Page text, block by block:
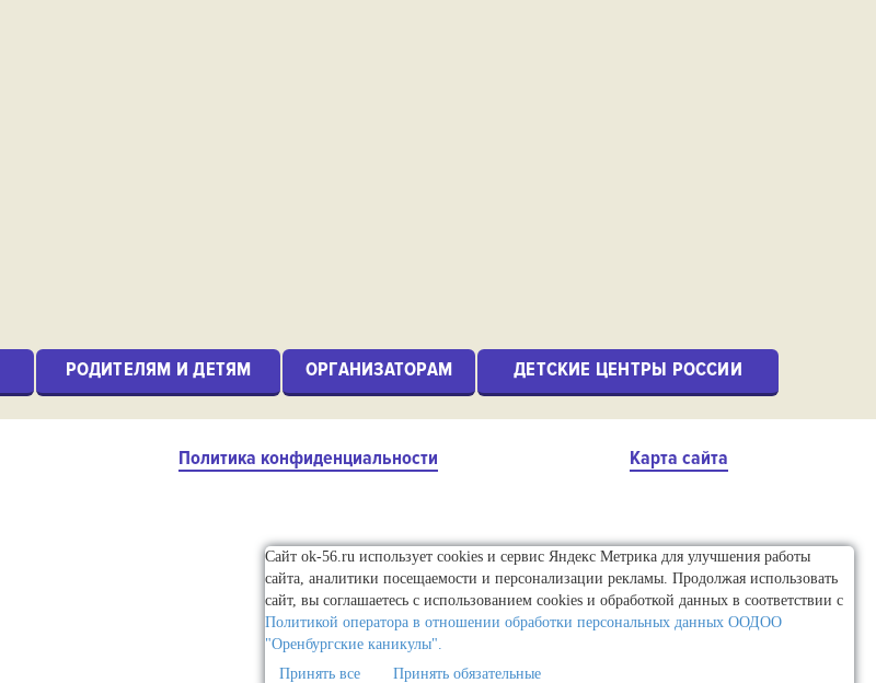
РОДИТЕЛЯМ И ДЕТЯМ ОРГАНИЗАТОРАМ ДЕТСКИЕ ЦЕНТРЫ РОССИИ
Политика конфиденциальности Карта сайта
Сайт ok-56.ru использует cookies и сервис Яндекс Метрика для улучшения работы
сайта, аналитики посещаемости и персонализации рекламы. Продолжая использовать
сайт, вы соглашаетесь с использованием cookies и обработкой данных в соответствии с
Политикой оператора в отношении обработки персональных данных ООДОО
"Оренбургские каникулы".
Принять все
Принять обязательные